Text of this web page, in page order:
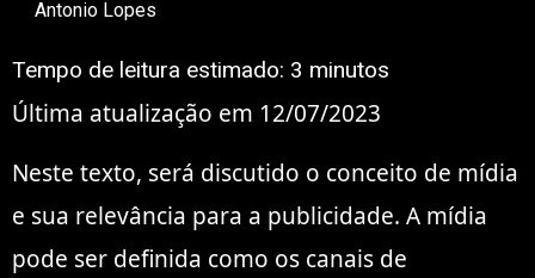
Antonio Lopes
Tempo de leitura estimado: 3 minutos
Última atualização em 12/07/2023
Neste texto, será discutido o conceito de mídia
e sua relevância para a publicidade. A mídia
pode ser definida como os canais de